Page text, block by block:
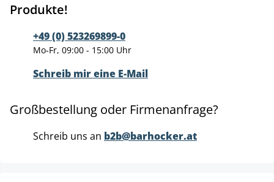
Produkte!
+49 (0) 523269899-0
Mo-Fr, 09:00 - 15:00 Uhr
Schreib mir eine E-Mail
Großbestellung oder Firmenanfrage?
Schreib uns an b2b@barhocker.at